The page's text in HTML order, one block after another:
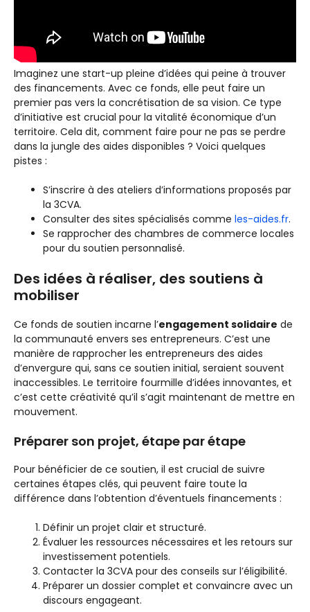
Imaginez une start-up pleine d’idées qui peine à trouver
des financements. Avec ce fonds, elle peut faire un
premier pas vers la concrétisation de sa vision. Ce type
d’initiative est crucial pour la vitalité économique d’un
territoire. Cela dit, comment faire pour ne pas se perdre
dans la jungle des aides disponibles ? Voici quelques
pistes :
S’inscrire à des ateliers d’informations proposés par
la 3CVA.
Consulter des sites spécialisés comme les-aides.fr.
Se rapprocher des chambres de commerce locales
pour du soutien personnalisé.
Des idées à réaliser, des soutiens à
mobiliser
Ce fonds de soutien incarne l’engagement solidaire de
la communauté envers ses entrepreneurs. C’est une
manière de rapprocher les entrepreneurs des aides
d’envergure qui, sans ce soutien initial, seraient souvent
inaccessibles. Le territoire fourmille d’idées innovantes, et
c’est cette créativité qu’il s’agit maintenant de mettre en
mouvement.
Préparer son projet, étape par étape
Pour bénéficier de ce soutien, il est crucial de suivre
certaines étapes clés, qui peuvent faire toute la
différence dans l’obtention d’éventuels financements :
Définir un projet clair et structuré.
Évaluer les ressources nécessaires et les retours sur
investissement potentiels.
Contacter la 3CVA pour des conseils sur l’éligibilité.
Préparer un dossier complet et convaincre avec un
discours engageant.